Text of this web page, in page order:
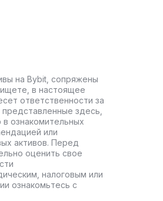
на Bybit, сопряжены
в настоящее
ответственности за
здесь,
ознакомительных
или
активов. Перед
оценить свое
налоговым или
ознакомьтесь с